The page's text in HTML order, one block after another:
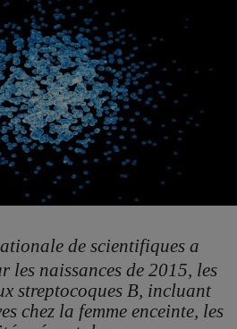
de scientifiques a
les naissances de 2015, les
streptocoques B, incluant
chez la femme enceinte, les